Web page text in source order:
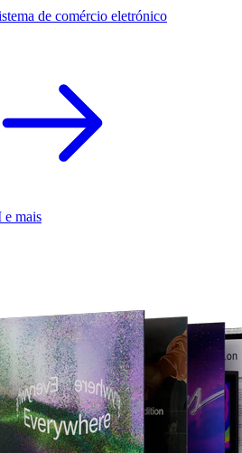
de comércio eletrónico
mais